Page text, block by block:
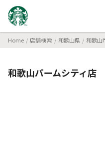
Home 店舗検索 和歌山県 和歌山
和歌山パームシティ店